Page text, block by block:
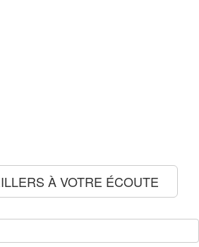
À VOTRE ÉCOUTE